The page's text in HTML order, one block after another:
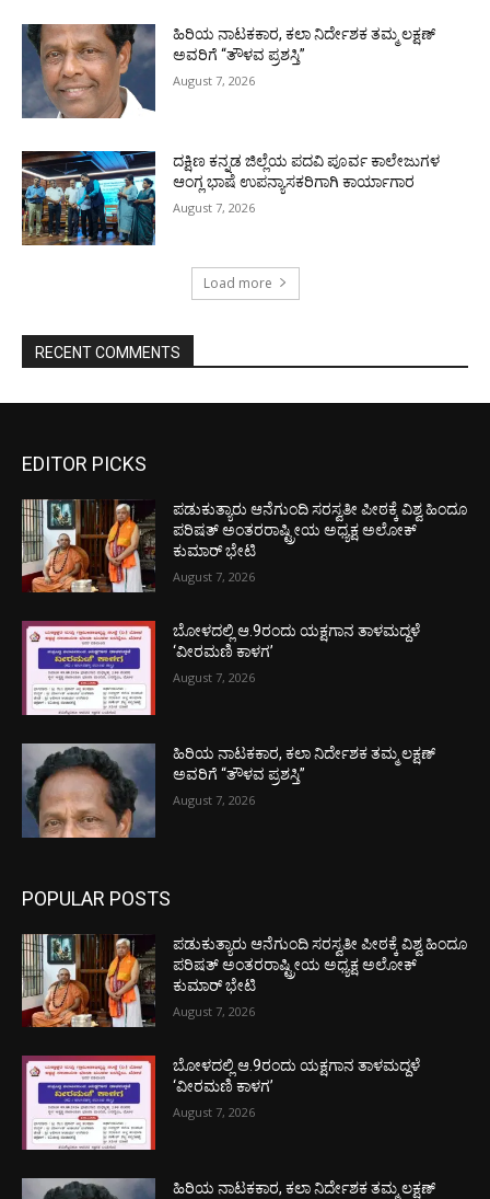
ಹಿರಿಯ ನಾಟಕಕಾರ, ಕಲಾ ನಿರ್ದೇಶಕ ತಮ್ಮ ಲಕ್ಷಣ್
ಅವರಿಗೆ “ತೌಳವ ಪ್ರಶಸ್ತಿ”
August 7, 2026
ದಕ್ಷಿಣ ಕನ್ನಡ ಜಿಲ್ಲೆಯ ಪದವಿ ಪೂರ್ವ ಕಾಲೇಜುಗಳ
ಆಂಗ್ಲ ಭಾಷೆ ಉಪನ್ಯಾಸಕರಿಗಾಗಿ ಕಾರ್ಯಾಗಾರ
August 7, 2026
Load more
RECENT COMMENTS
EDITOR PICKS
ಪಡುಕುತ್ಯಾರು ಆನೆಗುಂದಿ ಸರಸ್ವತೀ ಪೀಠಕ್ಕೆ ವಿಶ್ವ ಹಿಂದೂ
ಪರಿಷತ್ ಅಂತರರಾಷ್ಟ್ರೀಯ ಅಧ್ಯಕ್ಷ ಅಲೋಕ್
ಕುಮಾರ್ ಭೇಟಿ
August 7, 2026
ಬೋಳದಲ್ಲಿ ಆ.9ರಂದು ಯಕ್ಷಗಾನ ತಾಳಮದ್ದಳೆ
‘ವೀರಮಣಿ ಕಾಳಗ’
August 7, 2026
ಹಿರಿಯ ನಾಟಕಕಾರ, ಕಲಾ ನಿರ್ದೇಶಕ ತಮ್ಮ ಲಕ್ಷಣ್
ಅವರಿಗೆ “ತೌಳವ ಪ್ರಶಸ್ತಿ”
August 7, 2026
POPULAR POSTS
ಪಡುಕುತ್ಯಾರು ಆನೆಗುಂದಿ ಸರಸ್ವತೀ ಪೀಠಕ್ಕೆ ವಿಶ್ವ ಹಿಂದೂ
ಪರಿಷತ್ ಅಂತರರಾಷ್ಟ್ರೀಯ ಅಧ್ಯಕ್ಷ ಅಲೋಕ್
ಕುಮಾರ್ ಭೇಟಿ
August 7, 2026
ಬೋಳದಲ್ಲಿ ಆ.9ರಂದು ಯಕ್ಷಗಾನ ತಾಳಮದ್ದಳೆ
‘ವೀರಮಣಿ ಕಾಳಗ’
August 7, 2026
ಹಿರಿಯ ನಾಟಕಕಾರ, ಕಲಾ ನಿರ್ದೇಶಕ ತಮ್ಮ ಲಕ್ಷಣ್